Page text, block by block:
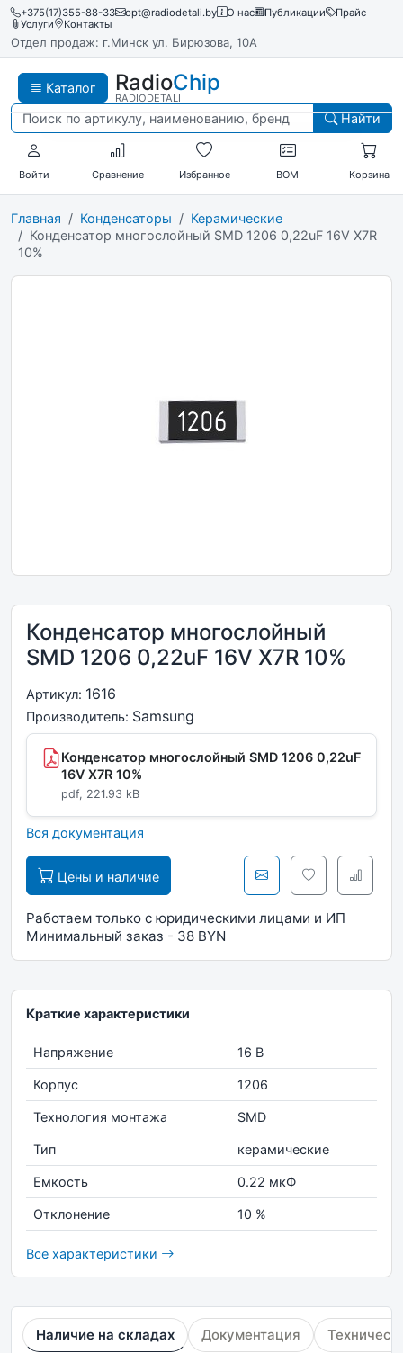
+375(17)355-88-33 opt@radiodetali.by О нас Публикации
Прайс
Услуги
Контакты
Отдел продаж: г.Минск ул. Бирюзова, 10А
Каталог RadioChip
RADIODETALI
Найти
Войти Сравнение Избранное BOM Корзина
Главная Конденсаторы
Керамические
Конденсатор многослойный SMD 1206 0,22uF 16V X7R
10%
Конденсатор многослойный
SMD 1206 0,22uF 16V X7R 10%
Артикул: 1616
Производитель: Samsung
Конденсатор многослойный SMD 1206 0,22uF
16V X7R 10%
pdf, 221.93 kB
Вся документация
Цены и наличие
Работаем только с юридическими лицами и ИП
Минимальный заказ - 38 BYN
Краткие характеристики
Напряжение 16 В
Корпус 1206
Технология монтажа SMD
Тип керамические
Емкость 0.22 мкФ
Отклонение 10 %
Все характеристики
Наличие на складах Документация